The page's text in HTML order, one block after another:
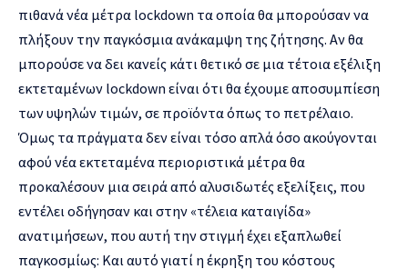
πιθανά νέα μέτρα lockdown τα οποία θα μπορούσαν να
πλήξουν την παγκόσμια ανάκαμψη της ζήτησης. Αν θα
μπορούσε να δει κανείς κάτι θετικό σε μια τέτοια εξέλιξη
εκτεταμένων lockdown είναι ότι θα έχουμε αποσυμπίεση
των υψηλών τιμών, σε προϊόντα όπως το πετρέλαιο.
Όμως τα πράγματα δεν είναι τόσο απλά όσο ακούγονται
αφού νέα εκτεταμένα περιοριστικά μέτρα θα
προκαλέσουν μια σειρά από αλυσιδωτές εξελίξεις, που
εντέλει οδήγησαν και στην «τέλεια καταιγίδα»
ανατιμήσεων, που αυτή την στιγμή έχει εξαπλωθεί
παγκοσμίως: Και αυτό γιατί η έκρηξη του κόστους